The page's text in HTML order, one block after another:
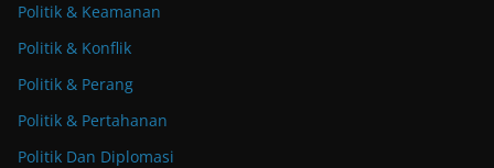
Politik & Keamanan
Politik & Konflik
Politik & Perang
Politik & Pertahanan
Politik Dan Diplomasi